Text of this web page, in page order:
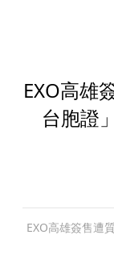
EXO高雄
台胞證
EXO高雄簽售遭